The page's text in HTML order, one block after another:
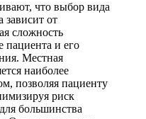
что выбор вида
зависит от
сложность
пациента и его
Местная
наиболее
позволяя пациенту
риск
большинства